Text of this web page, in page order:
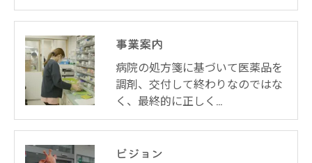
事業案内
病院の処方箋に基づいて医薬品を
調剤、交付して終わりなのではな
く、最終的に正しく…
ビジョン